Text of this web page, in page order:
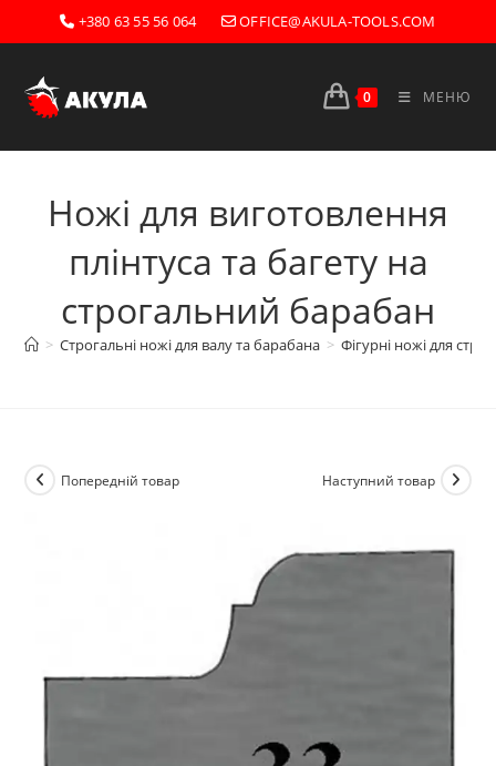
Перейти
до
+380 63 55 56 064 OFFICE@AKULA-TOOLS.COM
0 МЕНЮ
Ножі для виготовлення
плінтуса та багету на
строгальний барабан
> Строгальні ножі для валу та барабана > Фігурні ножі для
Попередній товар Наступний товар